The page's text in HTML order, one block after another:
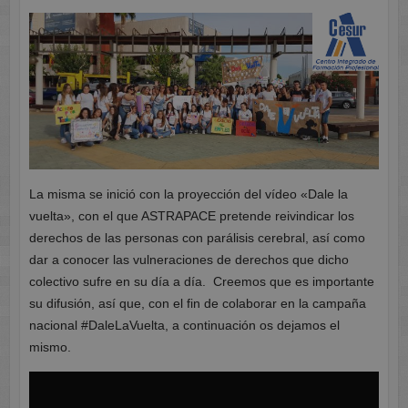
La misma se inició con la proyección del vídeo «Dale la
vuelta», con el que ASTRAPACE pretende reivindicar los
derechos de las personas con parálisis cerebral, así como
dar a conocer las vulneraciones de derechos que dicho
colectivo sufre en su día a día. Creemos que es importante
su difusión, así que, con el fin de colaborar en la campaña
nacional #DaleLaVuelta, a continuación os dejamos el
mismo.